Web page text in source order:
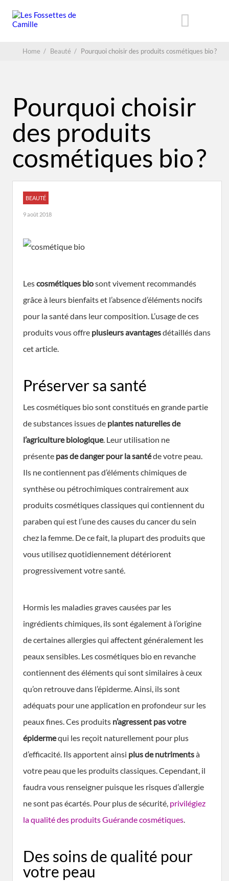
Home / Beauté / Pourquoi choisir des produits cosmétiques bio ?
Pourquoi choisir
des produits
cosmétiques bio ?
BEAUTÉ
9 août 2018
Lescosmétiques biosont vivement recommandés
grâce à leurs bienfaits et l’absence d’éléments nocifs
pour la santé dans leur composition. L’usage de ces
produits vous offre plusieurs avantagesdétaillés dans
cet article.
Préserver sa santé
Les cosmétiques bio sont constitués en grande partie
de substances issues de plantes naturelles de
l’agriculture biologique. Leur utilisation ne
présente pas de danger pour la santéde votre peau.
Ils ne contiennent pas d’éléments chimiques de
synthèse ou pétrochimiques contrairement aux
produits cosmétiques classiques qui contiennent du
paraben qui est l’une des causes du cancer du sein
chez la femme. De ce fait, la plupart des produits que
vous utilisez quotidiennement détériorent
progressivement votre santé.
Hormis les maladies graves causées par les
ingrédients chimiques, ils sont également à l’origine
de certaines allergies qui affectent généralement les
peaux sensibles. Les cosmétiques bio en revanche
contiennent des éléments qui sont similaires à ceux
qu’on retrouve dans l’épiderme. Ainsi, ils sont
adéquats pour une application en profondeur sur les
peaux fines. Ces produits n’agressent pas votre
épidermequi les reçoit naturellement pour plus
d’efficacité. Ils apportent ainsi plus de nutrimentsà
votre peau que les produits classiques. Cependant, il
faudra vous renseigner puisque les risques d’allergie
ne sont pas écartés. Pour plus de sécurité, privilégiez
la qualité des produits Guérande cosmétiques.
Des soins de qualité pour
votre peau